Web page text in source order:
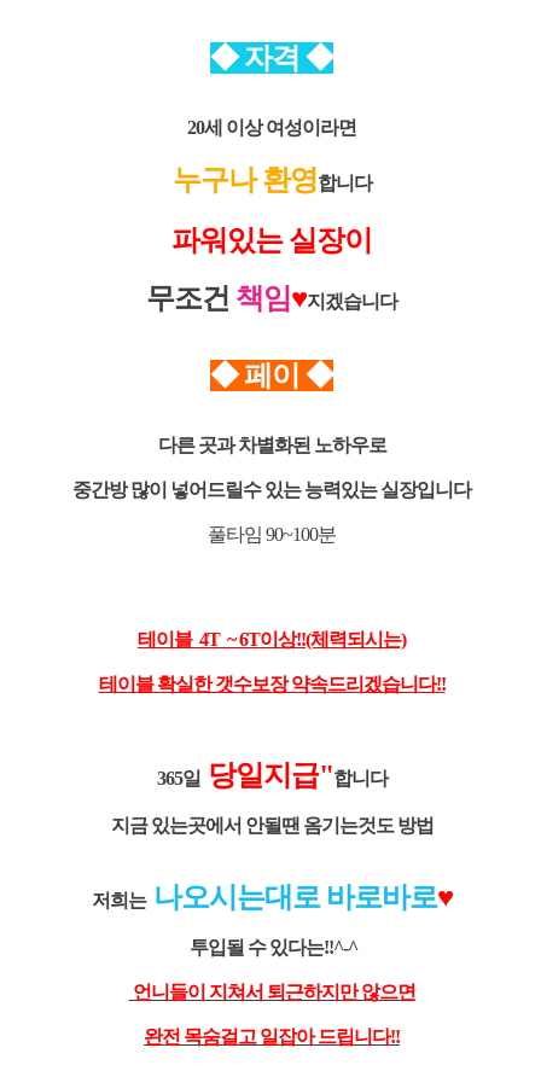
◆자격 ◆
20세 이상 여성이라면
누구나 환영합니다
파워있는 실장이
무조건 책임♥지겠습니다
◆ 페이 ◆
다른 곳과 차별화된 노하우로
중간방 많이 넣어드릴수 있는 능력있는 실장입니다
풀타임 90~100분
테이블 4T ~ 6T이상!!(체력되시는)
테이블 확실한 갯수보장 약속드리겠습니다!!
365일 당일지급"합니다
지금 있는곳에서 안될땐 옴기는것도 방법
저희는 나오시는대로 바로바로♥
투입될 수 있다는!!^-^
언니들이 지쳐서 퇴근하지만 않으면
완전 목숨걸고 일잡아 드립니다!!